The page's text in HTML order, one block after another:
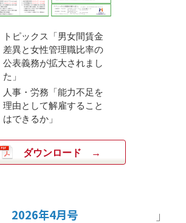
トピックス「男女間賃金
差異と女性管理職比率の
公表義務が拡大されまし
た」
人事・労務「能力不足を
理由として解雇すること
はできるか」
ダウンロード
2026年4月号